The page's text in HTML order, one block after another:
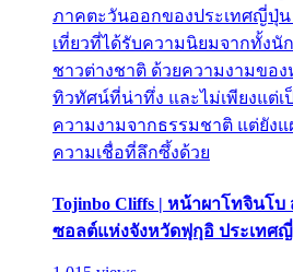
ภาคตะวันออกของประเทศญี่ปุ่
เที่ยวที่ได้รับความนิยมจากทั้งนั
ชาวต่างชาติ ด้วยความงามขอ
ทิวทัศน์ที่น่าทึ่ง และไม่เพียงแต่
ความงามจากธรรมชาติ แต่ยังแ
ความเชื่อที่ลึกซึ้งด้วย
Tojinbo Cliffs | หน้าผาโทจินโ
ซอลต์แห่งจังหวัดฟุกุอิ ประเทศ